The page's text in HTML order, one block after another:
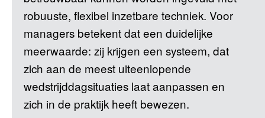
robuuste, flexibel inzetbare techniek. Voor
managers betekent dat een duidelijke
meerwaarde: zij krijgen een systeem, dat
zich aan de meest uiteenlopende
wedstrijddagsituaties laat aanpassen en
zich in de praktijk heeft bewezen.